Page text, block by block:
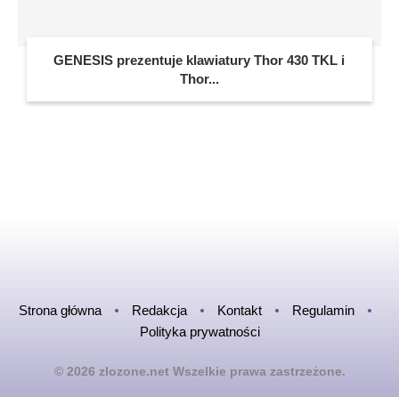
GENESIS prezentuje klawiatury Thor 430 TKL i
Thor...
Strona główna Redakcja Kontakt
Regulamin
Polityka prywatności
© 2026 zlozone.net Wszelkie prawa zastrzeżone.